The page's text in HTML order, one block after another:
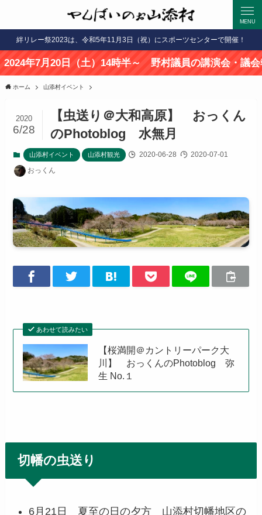
MENU
絆リレー祭2023は、令和5年11月3日（祝）にスポーツセンターで開催！
日（土）14時半～ 野村議員の講演会・議会報告会開催
ホーム 山添村イベント
【虫送り＠大和高原】 おっくん
のPhotoblog 水無月
2020
6/28
山添村イベント 山添村観光 2020-06-28
2020-07-01
おっくん
あわせて読みたい
【桜満開＠カントリーパーク大
川】 おっくんのPhotoblog 弥
生 No.１
切幡の虫送り
6月21日 夏至の日の夕方 山添村切幡地区の